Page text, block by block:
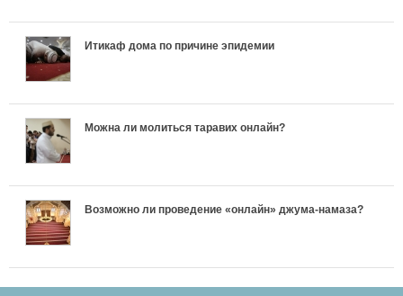
Итикаф дома по причине эпидемии
Можна ли молиться таравих онлайн?
Возможно ли проведение «онлайн» джума-намаза?